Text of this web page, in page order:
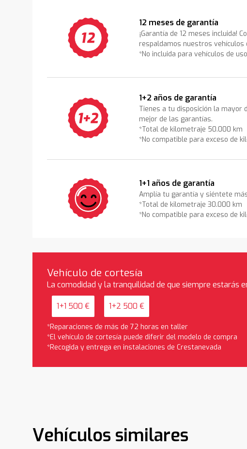
12 meses de garantía
¡Garantía de 12 meses incluida!
respaldamos nuestros vehículos
*No incluida para vehículos de
1+2 años de garantía
Tienes a tu disposición la mayor
mejor de las garantías.
*Total de kilometraje 50.000 km
*No compatible para exceso de
1+1 años de garantía
Amplía tu garantía y siéntete
*Total de kilometraje 30.000 km
*No compatible para exceso de
Vehículo de cortesía
La comodidad y la tranquilidad de que siempre estarás
1+1 500 € 1+2 500 €
*Reparaciones de más de 72 horas en taller
*El vehículo de cortesía puede diferir del modelo de compra
*Recogida y entrega en instalaciones de Crestanevada
Vehículos similares